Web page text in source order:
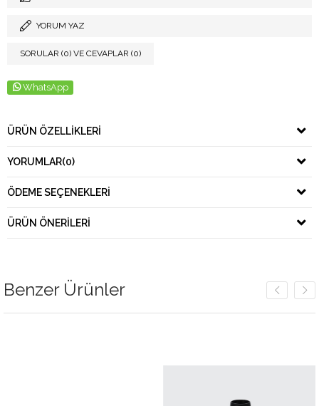
YORUM YAZ
SORULAR (0) VE CEVAPLAR (0)
WhatsApp
ÜRÜN ÖZELLIKLERI
YORUMLAR(0)
ÖDEME SEÇENEKLERI
ÜRÜN ÖNERILERI
Benzer Ürünler